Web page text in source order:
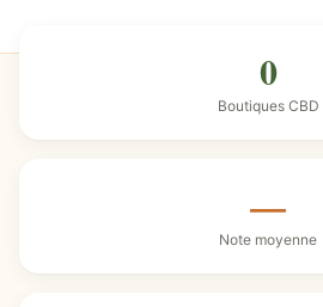
0
Boutiques CBD
—
Note moyenne